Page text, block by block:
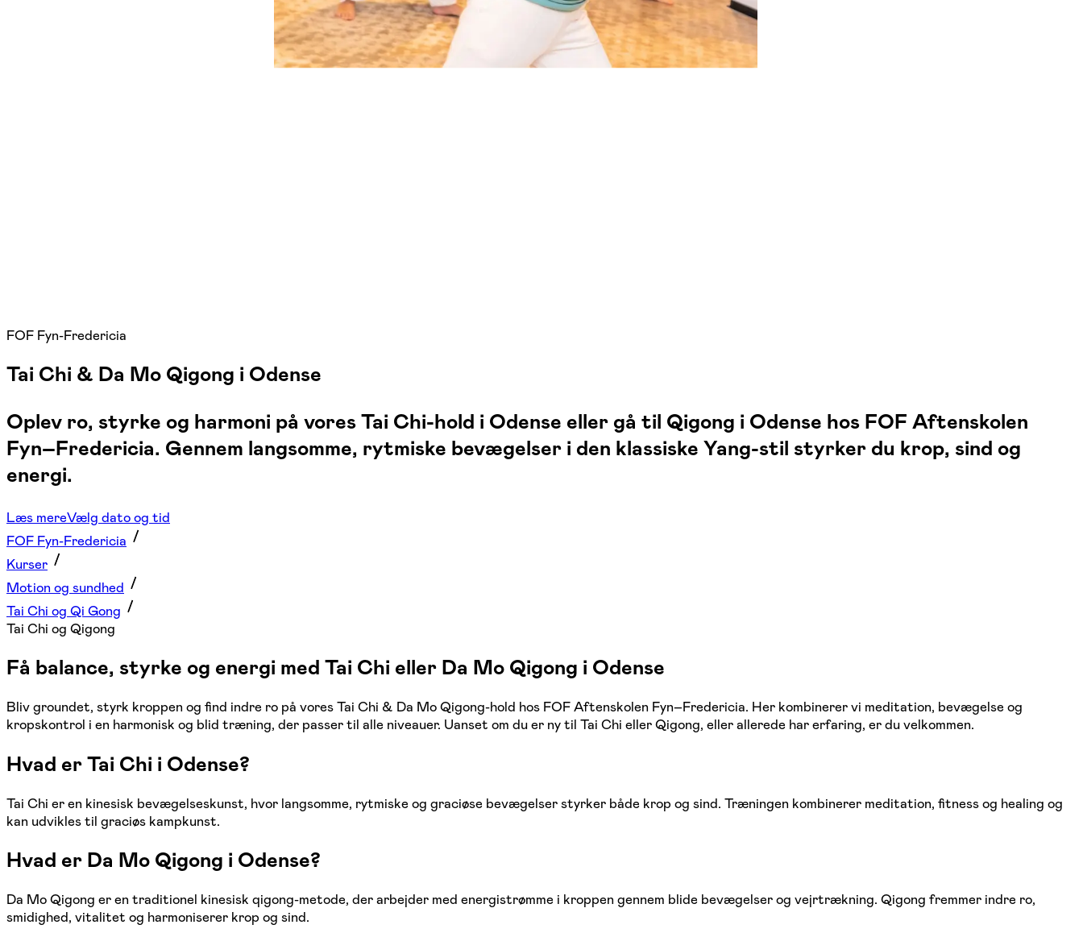
FOF Fyn-Fredericia
Tai Chi & Da Mo Qigong i Odense
Oplev ro, styrke og harmoni på vores Tai Chi-hold i Odense eller gå til Qigong i Odense hos FOF Aftenskolen
Fyn–Fredericia. Gennem langsomme, rytmiske bevægelser i den klassiske Yang-stil styrker du krop, sind og
energi.
Læs mereVælg dato og tid
FOF Fyn-Fredericia
Kurser
Motion og sundhed
Tai Chi og Qi Gong
Tai Chi og Qigong
Få balance, styrke og energi med Tai Chi eller Da Mo Qigong i Odense
Bliv groundet, styrk kroppen og find indre ro på vores Tai Chi & Da Mo Qigong-hold hos FOF Aftenskolen Fyn–Fredericia. Her kombinerer vi meditation, bevægelse og
kropskontrol i en harmonisk og blid træning, der passer til alle niveauer. Uanset om du er ny til Tai Chi eller Qigong, eller allerede har erfaring, er du velkommen.
Hvad er Tai Chi i Odense?
Tai Chi er en kinesisk bevægelseskunst, hvor langsomme, rytmiske og graciøse bevægelser styrker både krop og sind. Træningen kombinerer meditation, fitness og healing og
kan udvikles til graciøs kampkunst.
Hvad er Da Mo Qigong i Odense?
Da Mo Qigong er en traditionel kinesisk qigong-metode, der arbejder med energistrømme i kroppen gennem blide bevægelser og vejrtrækning. Qigong fremmer indre ro,
smidighed, vitalitet og harmoniserer krop og sind.